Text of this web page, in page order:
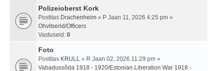
Polizeioberst Kork
Postitas Drachenheim » P Jaan 11, 2026 4:25 pm »
Ohvitserid/Officers
Vastuseid: 0
Foto
Postitas KRULL » R Jaan 02, 2026 11:29 pm »
Vabadussõda 1918 - 1920/Estonian Liberation War 1918 -